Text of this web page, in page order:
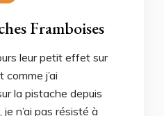
Framboises
leur petit effet sur
j’ai
la pistache depuis
n’ai pas résisté à